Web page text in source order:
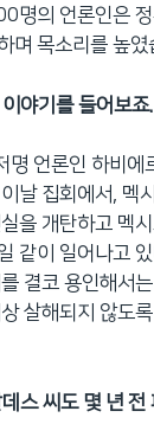
명의 언론인은
며 목소리를 높였
야기를 들어보죠.
명 언론인 하비에
날 집회에서, 멕
을 개탄하고 멕
같이 일어나고
결코 용인해서
살해되지 않도
스 씨도 몇 년 전